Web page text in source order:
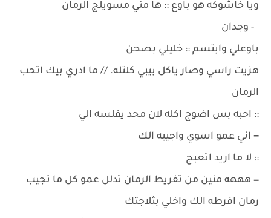
ويا خاشوكه هو باوع :: ها مني مسويلج الرمان
- وجدان
باوعلي وابتسم :: خليلي بصحن
هزيت راسي وصار ياكل بيبي كلتله. // ما ادري بيك اتحب
الرمان
:: احبه بس اضوج اكله لان محد يفلسه الي
= اني عمو اسوي واجيبه الك
:: لا ما اريد اتعبج
= هههه منين من تفريط الرمان تدلل عمو كل ما تجيب
رمان افرطه الك واخلي بثلاجتك